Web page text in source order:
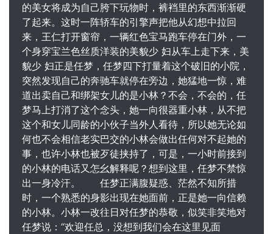
的美女将成为自己胯下玩物时，裤裆里的东西渐渐硬
了起来。这时一阵轿车的引擎声把他从幻想中拉回
来，王仁打开窗帘，一辆红色宝马跑车停在门外，一
个身穿宝兰色丝质洋装的美貌少 妇从车上走下来，美
貌少 妇正是任梦，任梦四下打量着这个破旧的小院，
突然发现自己的奔驰车就停在旁边，她猛地一惊，难
道出卖自己和绑架女儿的是小林？不会，不会的，任
梦马上打消了这个念头，她一向很器重小林，从不把
这个和女儿同龄的小伙子当外人看待，所以她无论如
何也不会相信老实巴交的小林会做出任何对不起她的
事，也许小林也被歹徒挟持了，可是，一小时前接到
的小林的电话又怎幺解释呢？想到这里，任梦不禁惊
出一身冷汗。 任梦正满腹疑惑、茫然不知所措
时，一个熟悉的身影出现在她面前，正是她一向信赖
的小林。小林一改往日对任梦的恭敬，似笑非笑地对
任梦说：“欢迎任总，没想到我们会在这里见面